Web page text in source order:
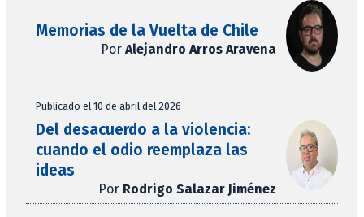
Memorias de la Vuelta de Chile
Por Alejandro Arros Aravena
Publicado el 10 de abril del 2026
Del desacuerdo a la violencia:
cuando el odio reemplaza las
ideas
Por Rodrigo Salazar Jiménez